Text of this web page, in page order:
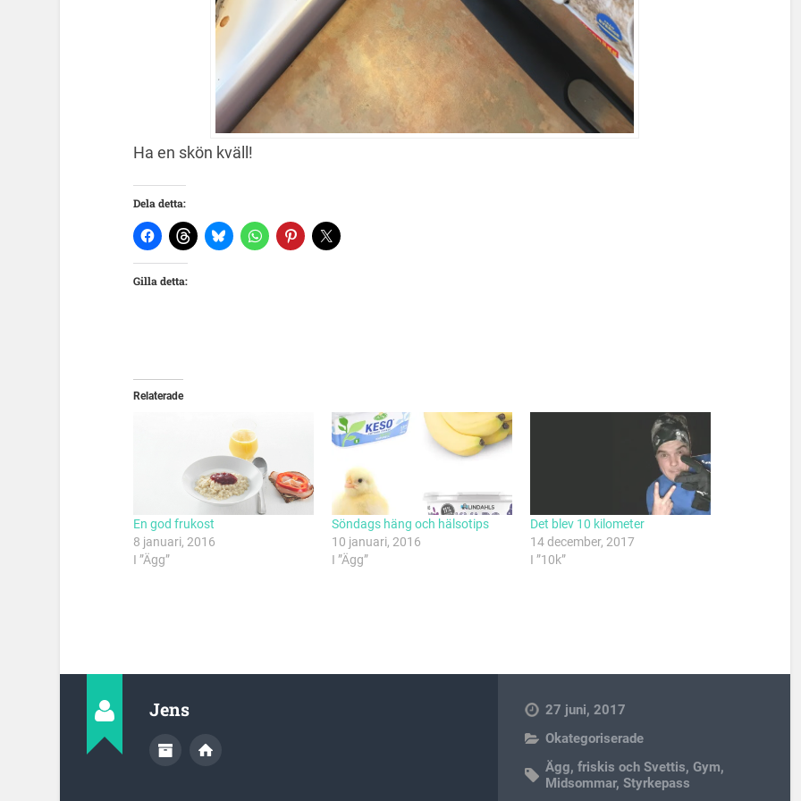
Ha en skön kväll!
Dela detta:
Gilla detta:
Relaterade
En god frukost
8 januari, 2016
I ”Ägg”
Söndags häng och hälsotips
10 januari, 2016
I ”Ägg”
Det blev 10 kilometer
14 december, 2017
I ”10k”
Jens
27 juni, 2017
Okategoriserade
Ägg,friskis och Svettis,Gym,
Midsommar,Styrkepass